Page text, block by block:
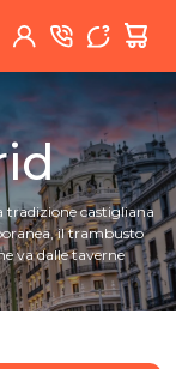
tradizione castigliana
il trambusto
va dalle taverne